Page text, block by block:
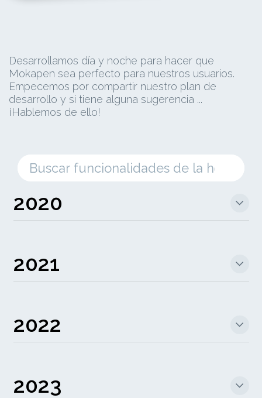
Desarrollamos día y noche para hacer que
Mokapen sea perfecto para nuestros usuarios.
Empecemos por compartir nuestro plan de
desarrollo y si tiene alguna sugerencia ...
¡Hablemos de ello!
2020
2021
2022
2023